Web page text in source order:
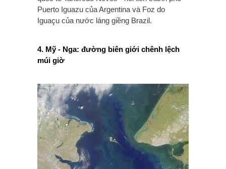
Puerto Iguazu của Argentina và Foz do
Iguaçu của nước láng giềng Brazil.
4. Mỹ - Nga: đường biên giới chênh lệch
múi giờ